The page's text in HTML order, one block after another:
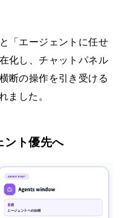
「エージェントに任せ
化し、チャットパネル
断の操作を引き受ける
ました。
ント優先へ